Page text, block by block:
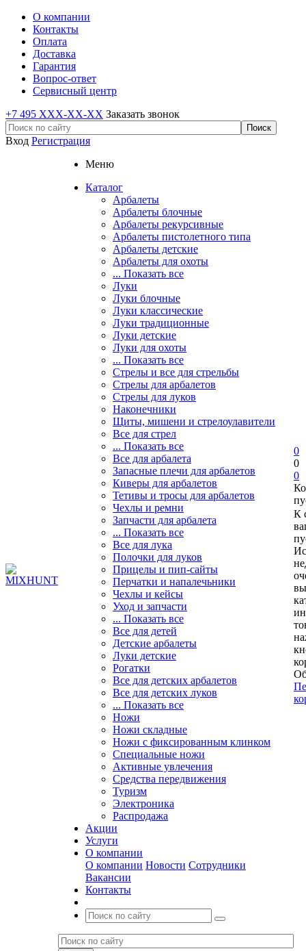
О компании
Контакты
Оплата
Доставка
Гарантия
Вопрос-ответ
Сервисный центр
+7 495 XXX-XX-XX Заказать звонок
Вход Регистрация
Меню
Каталог
Арбалеты
Арбалеты блочные
Арбалеты рекурсивные
Арбалеты пистолетного типа
Арбалеты детские
Арбалеты для охоты
... Показать все
Луки
Луки блочные
Луки классические
Луки традиционные
Луки детские
Луки для охоты
... Показать все
Стрелы и все для стрельбы
Стрелы для арбалетов
Стрелы для луков
Наконечники
Щиты, мишени и стрелоулавители
Все для стрел
... Показать все
Все для арбалета
Запасные плечи для арбалетов
Киверы для арбалетов
Тетивы и тросы для арбалетов
Чехлы и ремни
Запчасти для арбалета
... Показать все
Все для лука
Полочки для луков
Прицелы и пип-сайты
Перчатки и напалечьники
Чехлы и кейсы
Уход и запчасти
... Показать все
Все для детей
Детские арбалеты
Луки детские
Рогатки
Все для детских арбалетов
Все для детских луков
... Показать все
Ножи
Ножи складные
Ножи с фиксированным клинком
Специальные ножи
Активные увлечения
Средства передвижения
Туризм
Электроника
Распродажа
Акции
Услуги
О компании
О компании Новости Сотрудники
Вакансии
Контакты
0
0
0
К